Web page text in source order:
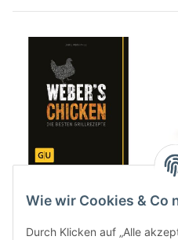
besten Grillrezepte
(deutsch)
16,50 CHF*
Wie wir Cookies & Co
Durch Klicken auf „Alle